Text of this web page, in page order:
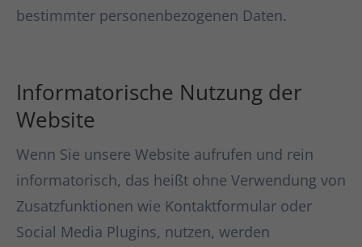
bestimmter personenbezogenen Daten.
Informatorische Nutzung der
Website
Wenn Sie unsere Website aufrufen und rein
informatorisch, das heißt ohne Verwendung von
Zusatzfunktionen wie Kontaktformular oder
Social Media Plugins, nutzen, werden